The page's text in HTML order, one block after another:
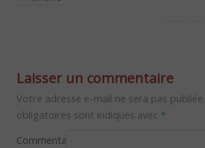
Laisser un commentaire
Votre adresse e-mail ne sera pas publiée.
obligatoires sont indiqués avec *
Commentaire